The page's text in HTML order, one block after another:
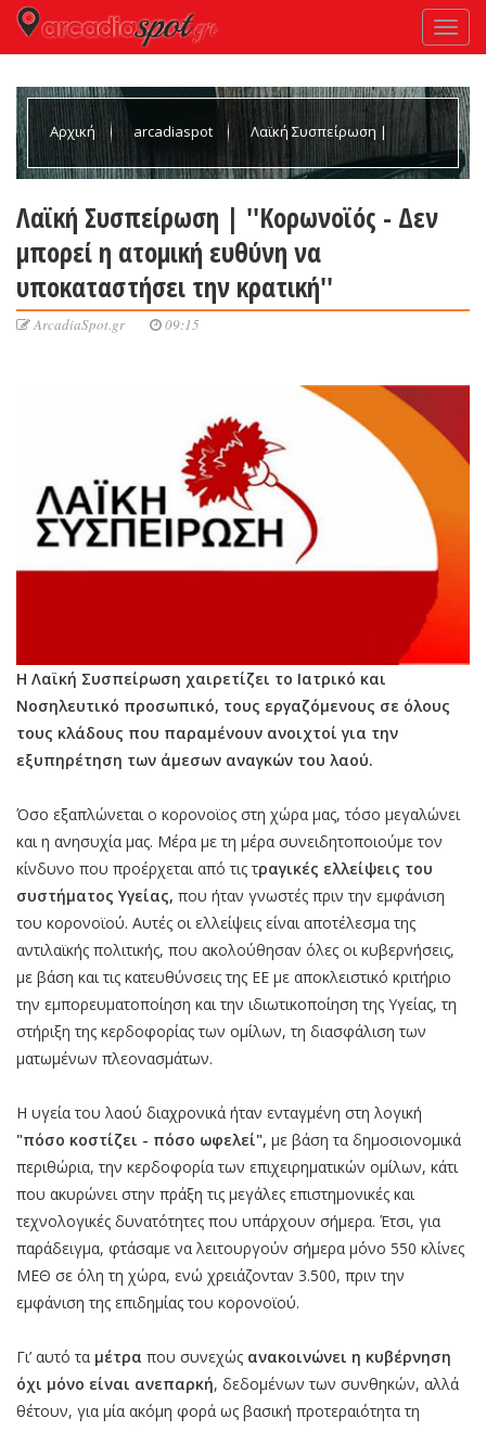
Αρχική arcadiaspot Λαϊκή Συσπείρωση |
την κρατική''
Λαϊκή Συσπείρωση | ''Κορωνοϊός - Δεν
μπορεί η ατομική ευθύνη να
υποκαταστήσει την κρατική''
ArcadiaSpot.gr 09:15
Η Λαϊκή Συσπείρωση χαιρετίζει το Ιατρικό και
Νοσηλευτικό προσωπικό, τους εργαζόμενους σε όλους
τους κλάδους που παραμένουν ανοιχτοί για την
εξυπηρέτηση των άμεσων αναγκών του λαού.
Όσο εξαπλώνεται ο κορονοϊος στη χώρα μας, τόσο μεγαλώνει
και η ανησυχία μας. Μέρα με τη μέρα συνειδητοποιούμε τον
κίνδυνο που προέρχεται από τις τραγικές ελλείψεις του
συστήματος Υγείας, που ήταν γνωστές πριν την εμφάνιση
του κορονοϊού. Αυτές οι ελλείψεις είναι αποτέλεσμα της
αντιλαϊκής πολιτικής, που ακολούθησαν όλες οι κυβερνήσεις,
με βάση και τις κατευθύνσεις της ΕΕ με αποκλειστικό κριτήριο
την εμπορευματοποίηση και την ιδιωτικοποίηση της Υγείας, τη
στήριξη της κερδοφορίας των ομίλων, τη διασφάλιση των
ματωμένων πλεονασμάτων.
Η υγεία του λαού διαχρονικά ήταν ενταγμένη στη λογική
"πόσο κοστίζει - πόσο ωφελεί", με βάση τα δημοσιονομικά
περιθώρια, την κερδοφορία των επιχειρηματικών ομίλων, κάτι
που ακυρώνει στην πράξη τις μεγάλες επιστημονικές και
τεχνολογικές δυνατότητες που υπάρχουν σήμερα. Έτσι, για
παράδειγμα, φτάσαμε να λειτουργούν σήμερα μόνο 550 κλίνες
ΜΕΘ σε όλη τη χώρα, ενώ χρειάζονταν 3.500, πριν την
εμφάνιση της επιδημίας του κορονοϊού.
Γι’ αυτό τα μέτρα που συνεχώς ανακοινώνει η κυβέρνηση
όχι μόνο είναι ανεπαρκή, δεδομένων των συνθηκών, αλλά
θέτουν, για μία ακόμη φορά ως βασική προτεραιότητα τη